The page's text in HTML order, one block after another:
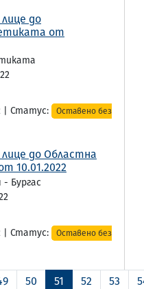
до
от
| Статус:
Оставено без
до Областна
10.01.2022
Бургас
| Статус:
Оставено без
50 51 52 53